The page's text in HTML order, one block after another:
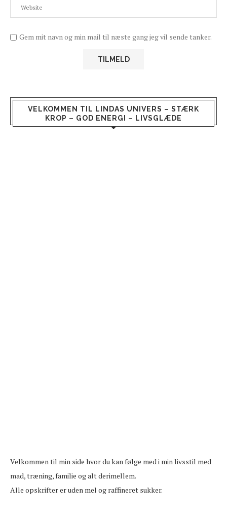
Gem mit navn og min mail til næste gang jeg vil sende tanker.
VELKOMMEN TIL LINDAS UNIVERS – STÆRK
KROP – GOD ENERGI – LIVSGLÆDE
Velkommen til min side hvor du kan følge med i min livsstil med
mad, træning, familie og alt derimellem.
Alle opskrifter er uden mel og raffineret sukker.